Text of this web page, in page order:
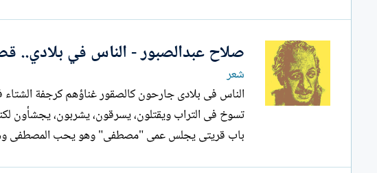
صلاح عبدالصبور - الناس في بلادي..
شعر
الناس فى بلادى جارحون كالصقور غناؤهم كرجفة
تسوخ فى التراب ويقتلون، يسرقون، يشربون، يجشأون
باب قريتى يجلس عمى "مصطفى" وهو يحب المصطفى